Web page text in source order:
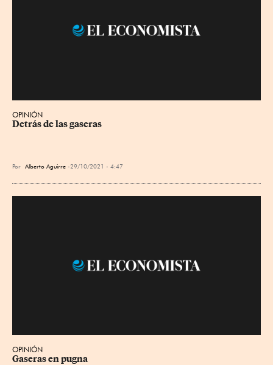
OPINIÓN
Detrás de las gaseras
Por Alberto Aguirre 29/10/2021 - 4:47
OPINIÓN
Gaseras en pugna